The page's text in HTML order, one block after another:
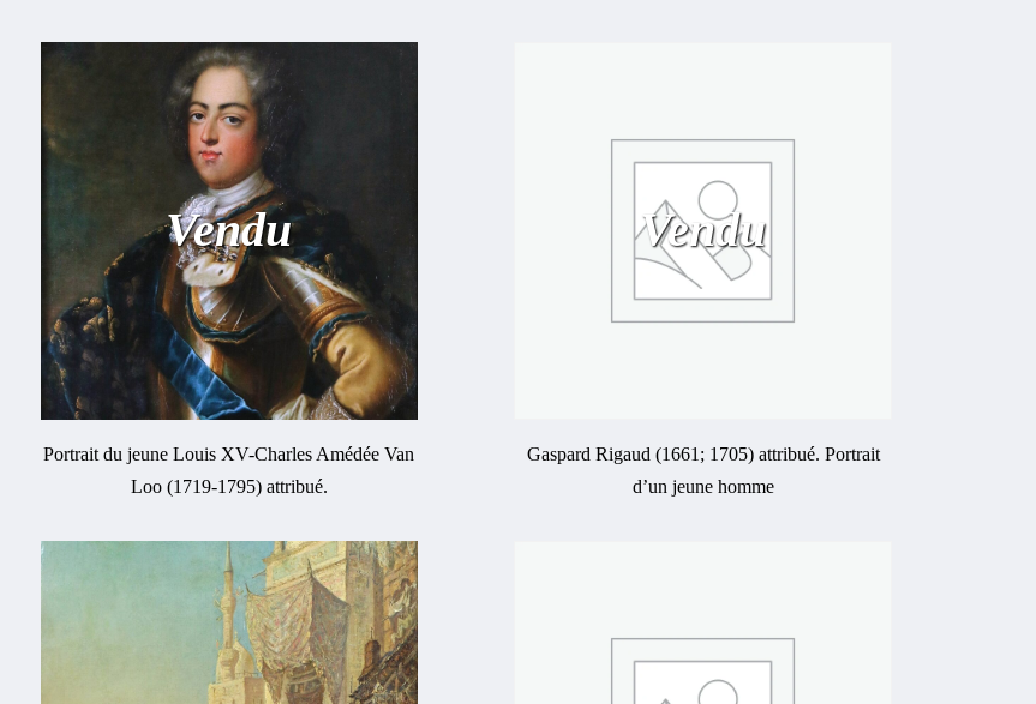
Vendu
Portrait du jeune Louis XV-Charles Amédée Van
Loo (1719-1795) attribué.
Vendu
Gaspard Rigaud (1661; 1705) attribué. Portrait
d’un jeune homme